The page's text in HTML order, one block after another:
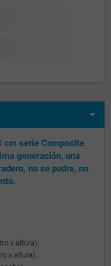
cm serie Composite
generación, una
no se pudre, no
x altura).
x altura).